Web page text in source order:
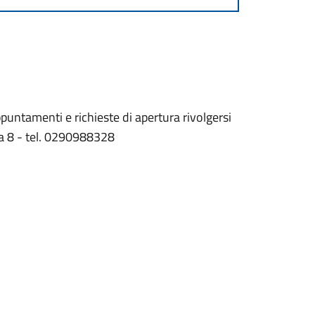
e richieste di apertura rivolgersi
8 - tel. 0290988328